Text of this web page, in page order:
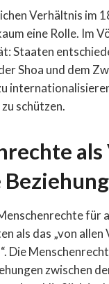
Verhältnis im
eine Rolle. Im
Staaten
Shoa und dem
schützen.
für
als das „von
Die
zwischen